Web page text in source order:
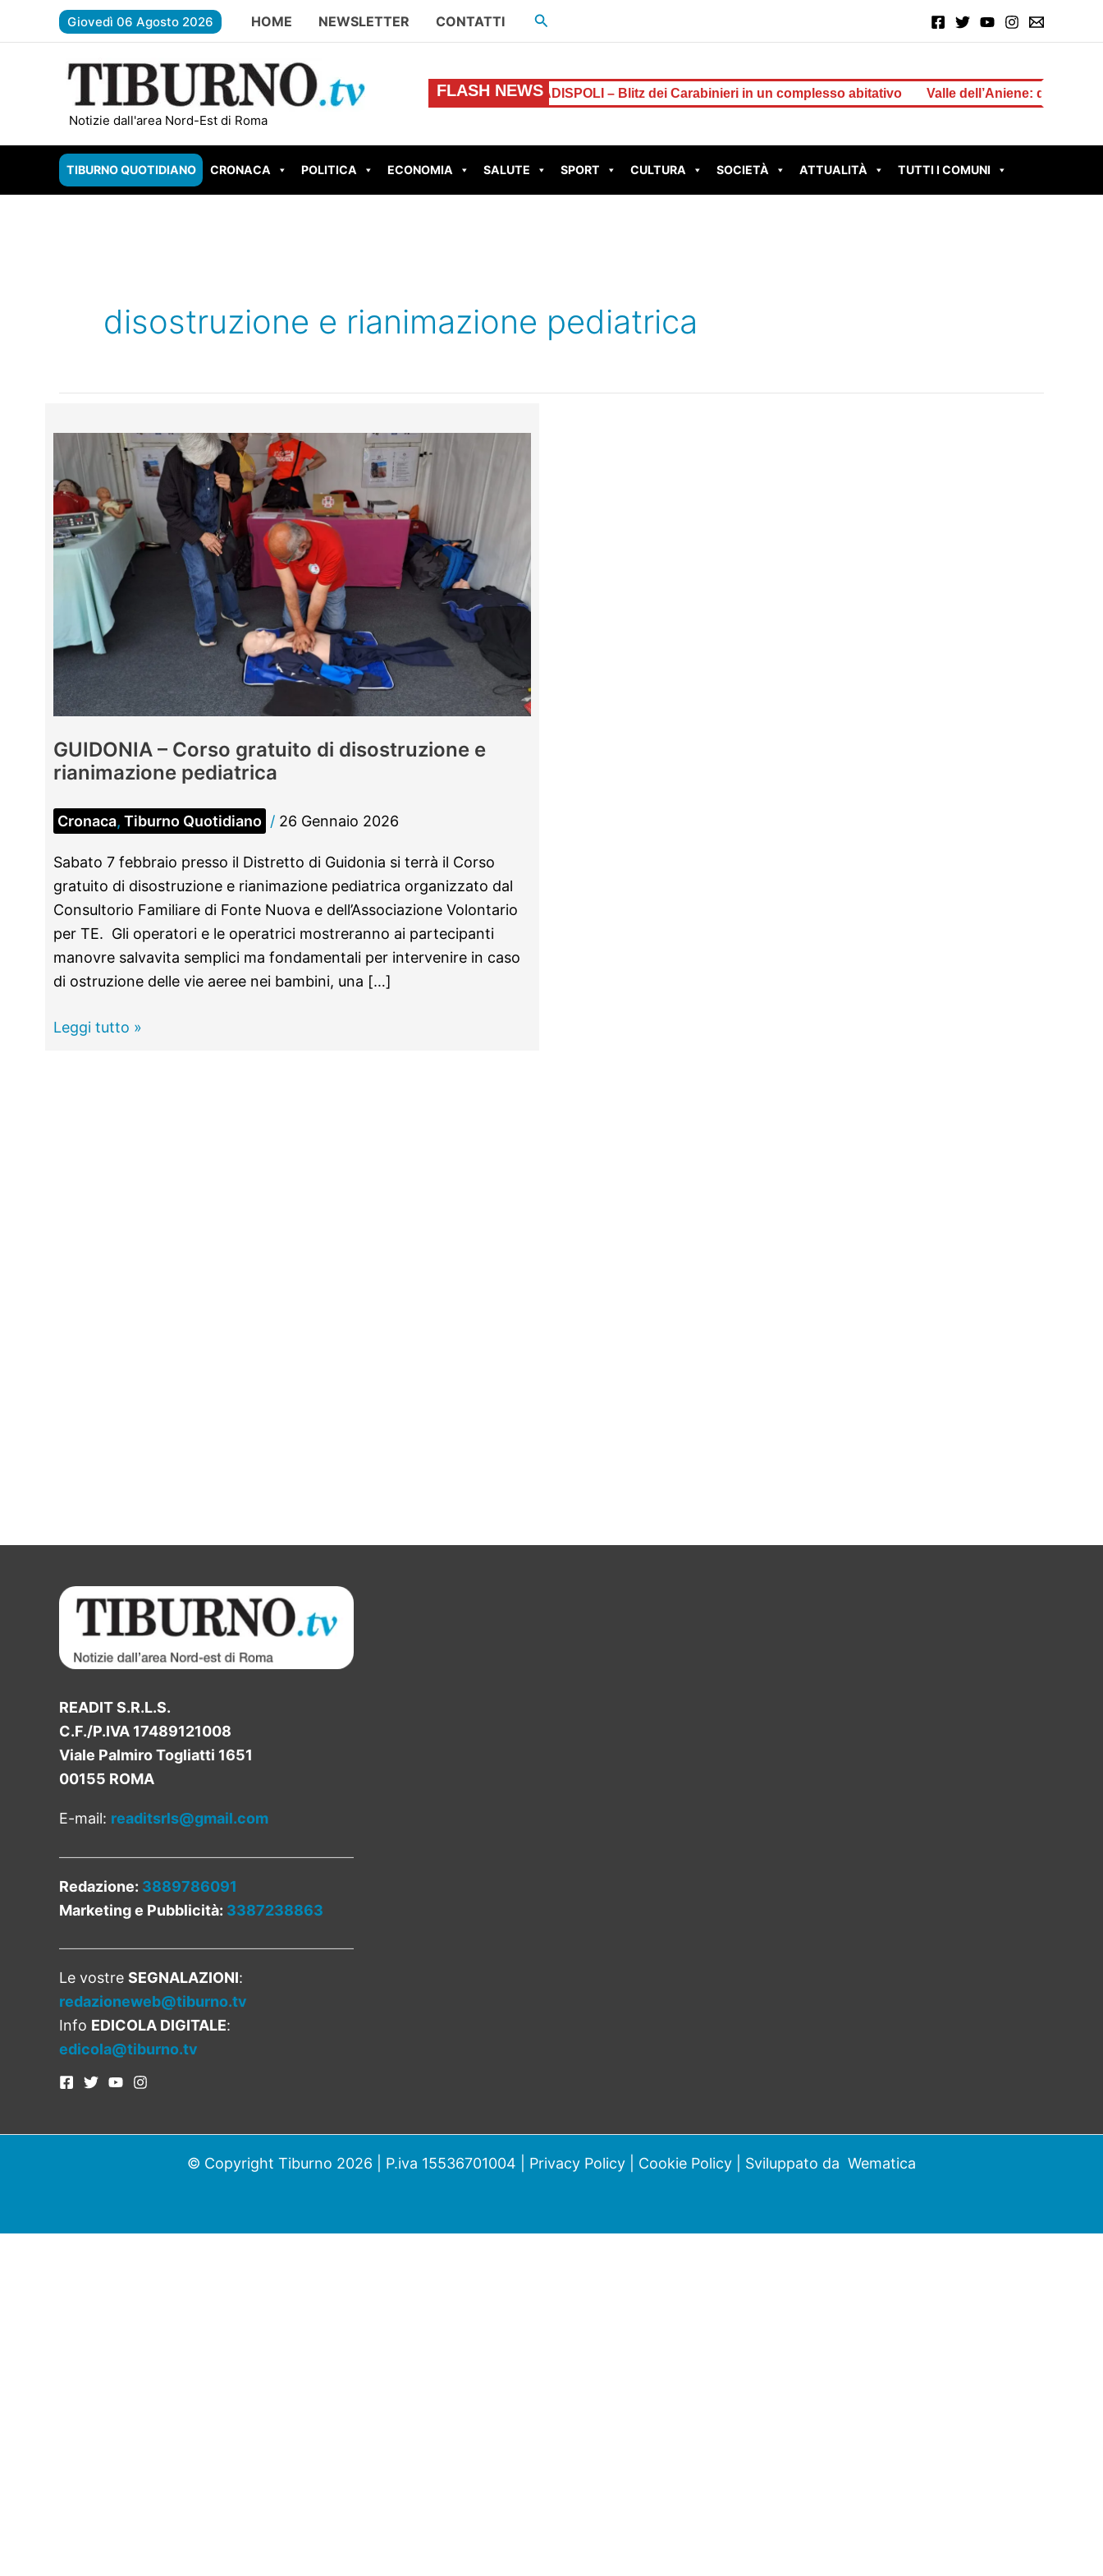
Giovedì 06 Agosto 2026 HOME NEWSLETTER CONTATTI Cerca
Notizie dall'area Nord-Est di Roma
FLASH NEWS
ROMA – Carburante contaminato, scatta l’allarme LADISPOLI – Blitz dei Carabinieri in un complesso abitativo Valle dell’Aniene: dalla Regione 1
TIBURNO QUOTIDIANO CRONACA POLITICA ECONOMIA SALUTE SPORT CULTURA SOCIETÀ ATTUALITÀ TUTTI I COMUNI
disostruzione e rianimazione pediatrica
GUIDONIA – Corso gratuito di disostruzione e
rianimazione pediatrica
Cronaca, Tiburno Quotidiano / 26 Gennaio 2026
Sabato 7 febbraio presso il Distretto di Guidonia si terrà il Corso
gratuito di disostruzione e rianimazione pediatrica organizzato dal
Consultorio Familiare di Fonte Nuova e dell’Associazione Volontario
per TE. Gli operatori e le operatrici mostreranno ai partecipanti
manovre salvavita semplici ma fondamentali per intervenire in caso
di ostruzione delle vie aeree nei bambini, una […]
GUIDONIA
Leggi tutto »
READIT S.R.L.S.
C.F./P.IVA 17489121008
Viale Palmiro Togliatti 1651
00155 ROMA
E-mail: readitsrls@gmail.com
Redazione: 3889786091
Marketing e Pubblicità: 3387238863
Le vostre SEGNALAZIONI:
redazioneweb@tiburno.tv
Info EDICOLA DIGITALE:
edicola@tiburno.tv
© Copyright Tiburno 2026 | P.iva 15536701004 | Privacy Policy Cookie Policy | Sviluppato da Wematica